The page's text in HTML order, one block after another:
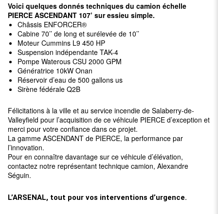
Voici quelques donnés techniques du camion échelle
PIERCE ASCENDANT 107’ sur essieu simple.
Châssis ENFORCER®
Cabine 70’’ de long et surélevée de 10’’
Moteur Cummins L9 450 HP
Suspension indépendante TAK-4
Pompe Waterous CSU 2000 GPM
Génératrice 10kW Onan
Réservoir d’eau de 500 gallons us
Sirène fédérale Q2B
Félicitations à la ville et au service incendie de Salaberry-de-
Valleyfield pour l’acquisition de ce véhicule PIERCE d’exception et
merci pour votre confiance dans ce projet.
La gamme ASCENDANT de PIERCE, la performance par
l’innovation.
Pour en connaître davantage sur ce véhicule d’élévation,
contactez notre représentant technique camion, Alexandre
Séguin.
L’ARSENAL, tout pour vos interventions d’urgence.